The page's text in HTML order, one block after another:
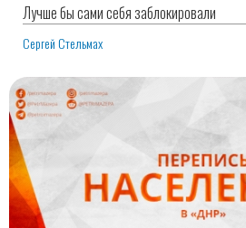
Лучше бы сами себя заблокировали
Сергей Стельмах